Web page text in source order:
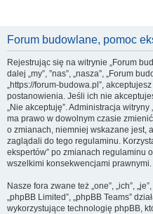
Forum budowlane, pomoc
Rejestrując się na witrynie „Forum
dalej „my”, ”nas”, „nasza”, „Forum
„https://forum-budowa.pl”,
postanowienia. Jeśli ich nie
„Nie akceptuję”. Administracja
ma prawo w dowolnym czasie
o zmianach, niemniej wskazane jest,
zaglądali do tego regulaminu.
ekspertów” po zmianach regulaminu
wszelkimi konsekwencjami prawnymi.
Nasze fora zwane też „one”, „ich”,
„phpBB Limited”, „phpBB Teams”
wykorzystujące technologię phpBB,